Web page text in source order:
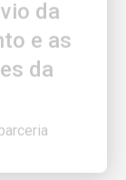
e as
da